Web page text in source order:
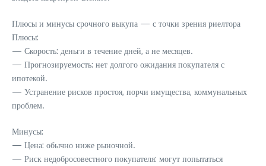
Плюсы и минусы срочного выкупа — с точки зрения риелтора
Плюсы:
— Скорость: деньги в течение дней, а не месяцев.
— Прогнозируемость: нет долгого ожидания покупателя с
ипотекой.
— Устранение рисков простоя, порчи имущества, коммунальных
проблем.
Минусы:
— Цена: обычно ниже рыночной.
— Риск недобросовестного покупателя: могут попытаться